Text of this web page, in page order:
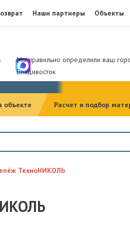
Наши партнеры Объекты
Мы правильно определили ваш
Владивосток
объекте Расчет и подбор
ТехноНИКОЛЬ